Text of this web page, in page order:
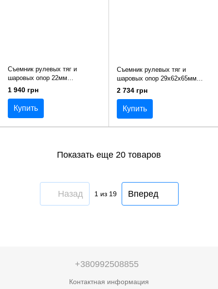
Съемник рулевых тяг и
шаровых опор 22мм
универсальный Toptul
JEAB0216
1 940 грн
Купить
Съемник рулевых тяг и
шаровых опор 29х62х65мм
Toptul JEAB0629
2 734 грн
Купить
Показать еще 20 товаров
Назад 1из 19 Вперед
+380992508855
Контактная информация